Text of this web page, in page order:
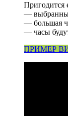
Пригодится
—
— большая
— часы
ПРИМЕР